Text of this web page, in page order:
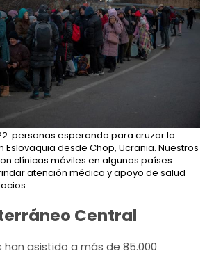
personas esperando para cruzar la
Eslovaquia desde Chop, Ucrania. Nuestros
clínicas móviles en algunos países
atención médica y apoyo de salud
Central
han asistido a más de 85.000